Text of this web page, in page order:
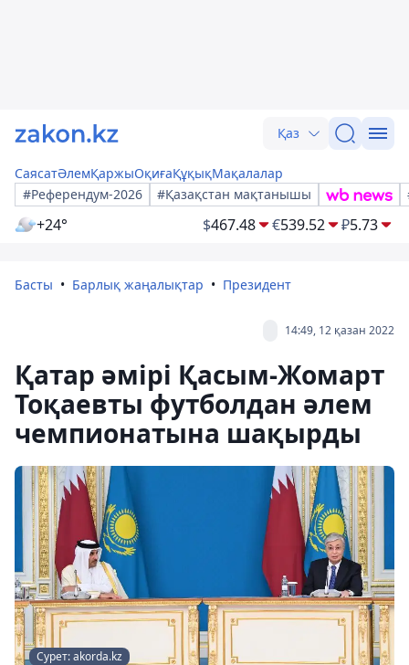
Қаз
СаясатӘлемҚаржыОқиғаҚұқықМақалалар
#Референдум-2026
#Қазақстан мақтанышы
+24° $467.48 €539.52 ₽5.73
Басты Барлық жаңалықтар Президент
14:49, 12 қазан 2022
Қатар әмірі Қасым-Жомарт
Тоқаевты футболдан әлем
чемпионатына шақырды
Сурет: akorda.kz